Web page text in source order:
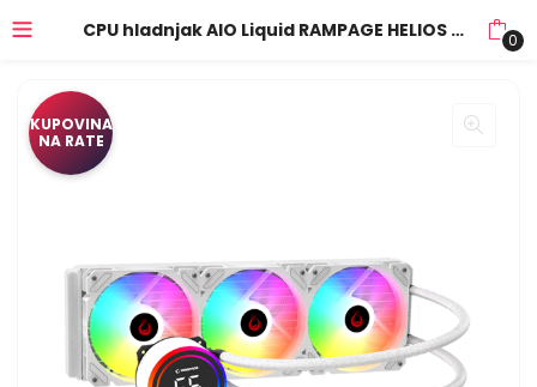
CPU hladnjak AIO Liquid RAMPAGE HELIOS C17 White 12cm Fan Temperature Display Intel LGA1700/AMD AM5 ARGB 360mm Liquid Cooling CPU Fan 40918 0
KUPOVINA
NA RATE